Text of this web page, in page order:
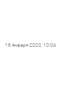
16 января 2020, 10:04